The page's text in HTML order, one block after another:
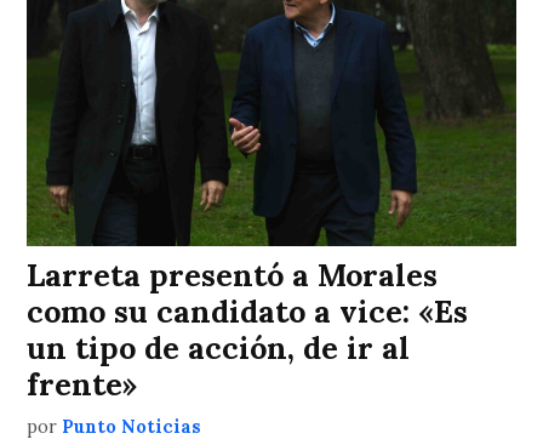
Larreta presentó a Morales
como su candidato a vice: «Es
un tipo de acción, de ir al
frente»
por Punto Noticias